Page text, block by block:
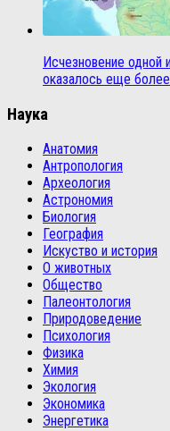
Исчезновение одной
оказалось еще
Наука
Анатомия
Антропология
Археология
Астрономия
Биология
География
Искуство и история
О животных
Общество
Палеонтология
Природоведение
Психология
Физика
Химия
Экология
Экономика
Энергетика